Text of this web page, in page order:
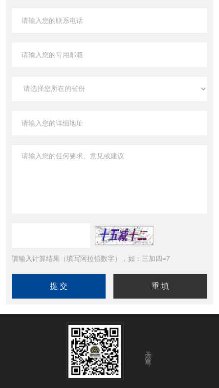
请输入计算结果（填写阿拉伯数字），如：三加四=7
关注公众号